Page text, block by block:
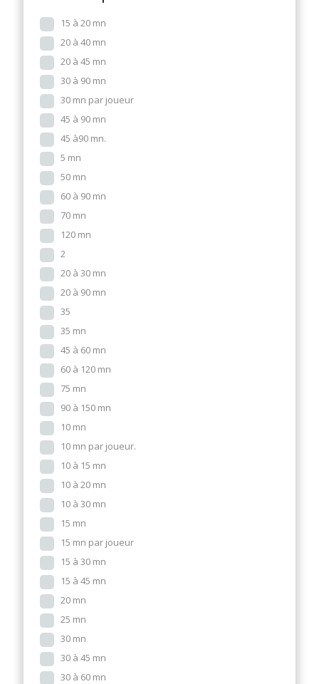
15 à 20 mn
20 à 40 mn
20 à 45 mn
30 à 90 mn
30 mn par joueur
45 à 90 mn
45 à90 mn.
5 mn
50 mn
60 à 90 mn
70 mn
120 mn
2
20 à 30 mn
20 à 90 mn
35
35 mn
45 à 60 mn
60 à 120 mn
75 mn
90 à 150 mn
10 mn
10 mn par joueur.
10 à 15 mn
10 à 20 mn
10 à 30 mn
15 mn
15 mn par joueur
15 à 30 mn
15 à 45 mn
20 mn
25 mn
30 mn
30 à 45 mn
30 à 60 mn